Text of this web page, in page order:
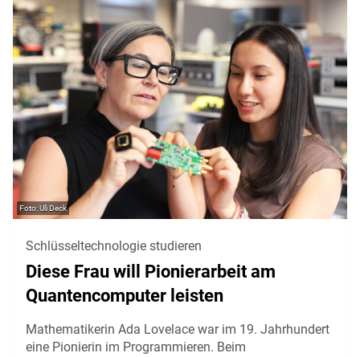
Uli Deck
Schlüsseltechnologie studieren
Diese Frau will Pionierarbeit am
Quantencomputer leisten
Mathematikerin Ada Lovelace war im 19. Jahrhundert
eine Pionierin im Programmieren. Beim